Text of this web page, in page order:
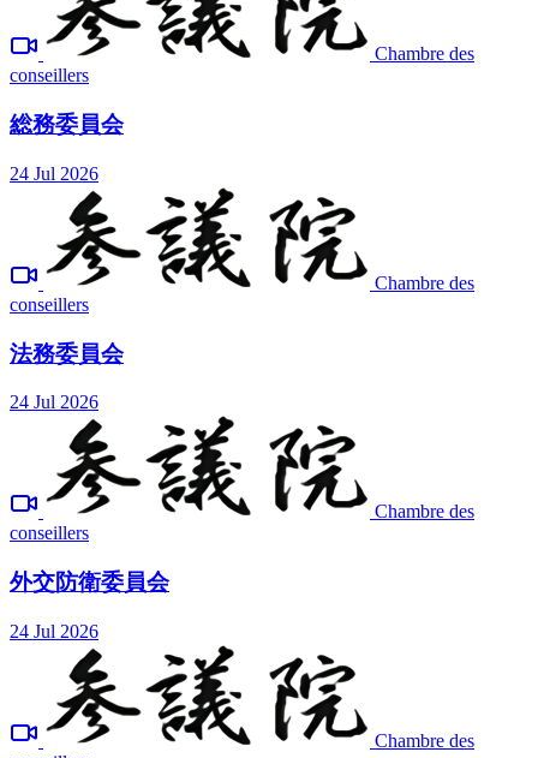
Chambre des
conseillers
総務委員会
24 Jul 2026
Chambre des
conseillers
法務委員会
24 Jul 2026
Chambre des
conseillers
外交防衛委員会
24 Jul 2026
Chambre des